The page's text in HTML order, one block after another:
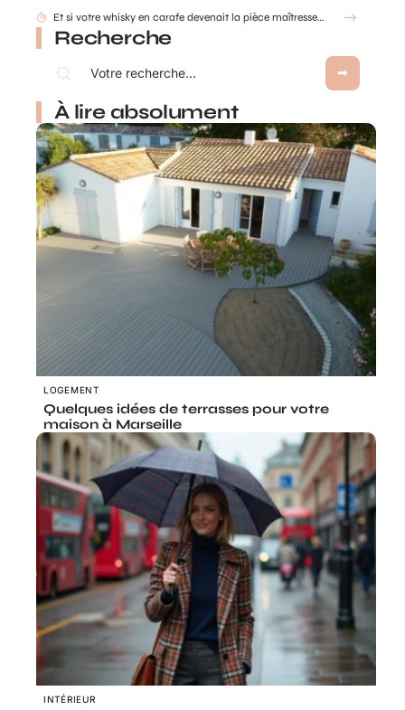
Recherche
À lire absolument
LOGEMENT
Quelques idées de terrasses pour votre
maison à Marseille
INTÉRIEUR